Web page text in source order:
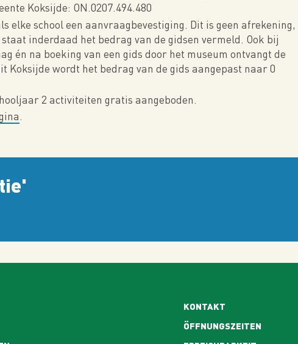
Koksijde: ON.0207.494.480
elke school een aanvraagbevestiging. Dit is geen afrekening,
inderdaad het bedrag van de gidsen vermeld. Ook bij
én na boeking van een gids door het museum ontvangt de
Koksijde wordt het bedrag van de gids aangepast naar 0
2 activiteiten gratis aangeboden.
.
KONTAKT
ÖFFNUNGSZEITEN